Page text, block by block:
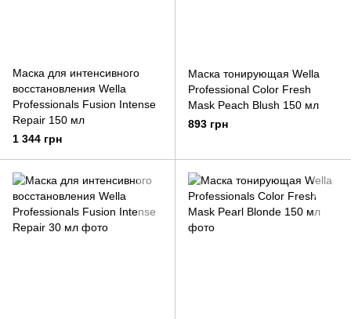
Маска для интенсивного
восстановления Wella
Professionals Fusion Intense
Repair 150 мл
1 344 грн
Маска тонирующая Wella
Professional Color Fresh
Mask Peach Blush 150 мл
893 грн